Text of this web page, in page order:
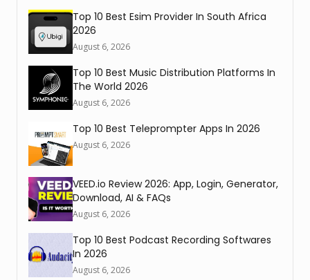
Top 10 Best Esim Provider In South Africa
2026
August 6, 2026
Top 10 Best Music Distribution Platforms In
The World 2026
August 6, 2026
Top 10 Best Teleprompter Apps In 2026
August 6, 2026
VEED.io Review 2026: App, Login, Generator,
Download, AI & FAQs
August 6, 2026
Top 10 Best Podcast Recording Softwares
In 2026
August 6, 2026